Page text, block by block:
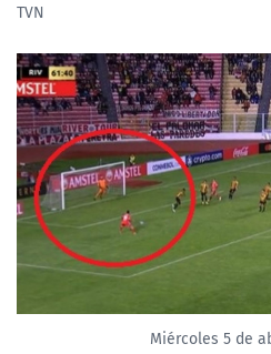
NTV
ACTUALIDAD Y TENDENCIAS
CORPORATIVO Y
CANAL DE DENUNCIAS
ÁREA DE PROYECTOS
TVN
Miércoles 5 de